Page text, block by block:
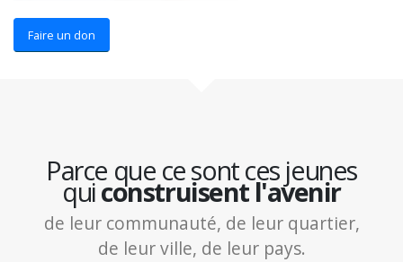
Faire un don
Parce que ce sont ces jeunes
quiconstruisent l'avenir
de leur communauté, de leur quartier,
de leur ville, de leur pays.